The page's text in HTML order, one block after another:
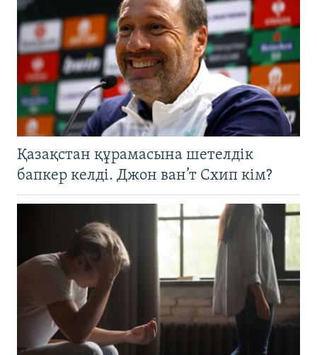
Қазақстан құрамасына шетелдік
бапкер келді. Джон ван’т Схип кім?